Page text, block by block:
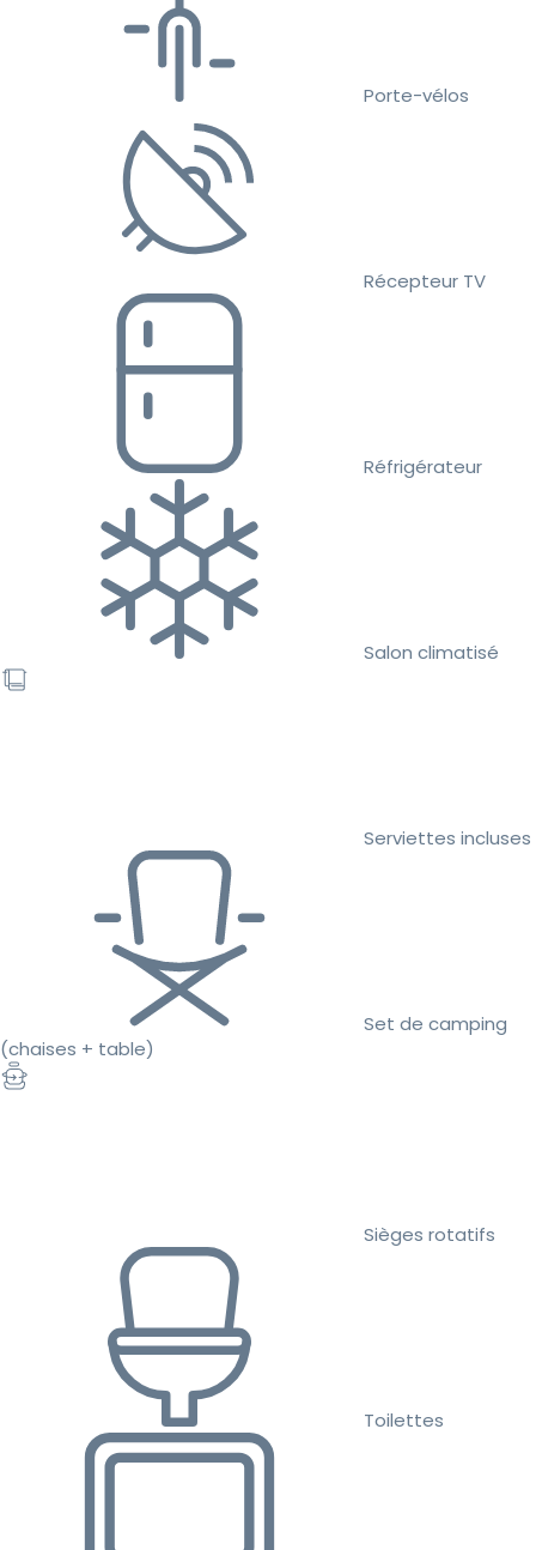
Porte-vélos
Récepteur TV
Réfrigérateur
Salon climatisé
Serviettes incluses
Set de camping
(chaises + table)
Sièges rotatifs
Toilettes